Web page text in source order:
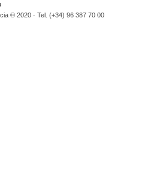
© 2020 · Tel. (+34) 96 387 70 00